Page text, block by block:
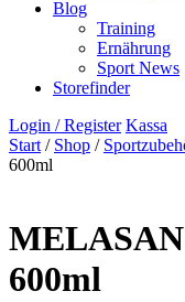
Blog
Training
Ernährung
Sport News
Storefinder
Login / Register Kassa
Start / Shop /
600ml
600ml